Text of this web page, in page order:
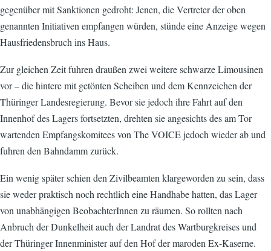
gegenüber mit Sanktionen gedroht: Jenen, die Vertreter der oben
genannten Initiativen empfangen würden, stünde eine Anzeige wegen
Hausfriedensbruch ins Haus.
Zur gleichen Zeit fuhren draußen zwei weitere schwarze Limousinen
vor – die hintere mit getönten Scheiben und dem Kennzeichen der
Thüringer Landesregierung. Bevor sie jedoch ihre Fahrt auf den
Innenhof des Lagers fortsetzten, drehten sie angesichts des am Tor
wartenden Empfangskomitees von The VOICE jedoch wieder ab und
fuhren den Bahndamm zurück.
Ein wenig später schien den Zivilbeamten klargeworden zu sein, dass
sie weder praktisch noch rechtlich eine Handhabe hatten, das Lager
von unabhängigen BeobachterInnen zu räumen. So rollten nach
Anbruch der Dunkelheit auch der Landrat des Wartburgkreises und
der Thüringer Innenminister auf den Hof der maroden Ex-Kaserne.